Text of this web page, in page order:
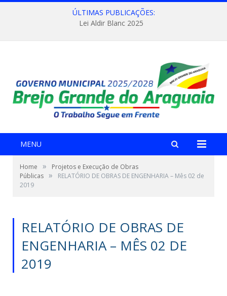
ÚLTIMAS PUBLICAÇÕES:
Lei Aldir Blanc 2025
MENU
Home »
Projetos e Execução de Obras
Públicas »
RELATÓRIO DE OBRAS DE ENGENHARIA – Mês 02 de
2019
RELATÓRIO DE OBRAS DE
ENGENHARIA – MÊS 02 DE
2019